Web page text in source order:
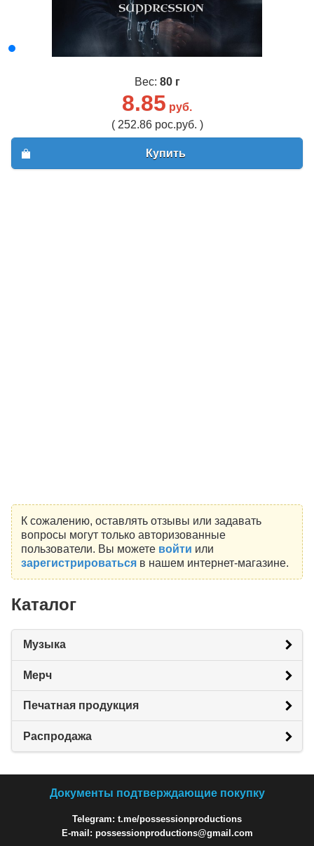
Вес: 80 г
8.85 руб.
( 252.86 рос.руб. )
Купить
К сожалению, оставлять отзывы или задавать
вопросы могут только авторизованные
пользователи. Вы можете войти или
зарегистрироватьсяв нашем интернет-магазине.
Каталог
Музыка
Мерч
Печатная продукция
Распродажа
Документы подтверждающие покупку
Telegram: t.me/possessionproductions
E-mail: possessionproductions@gmail.com